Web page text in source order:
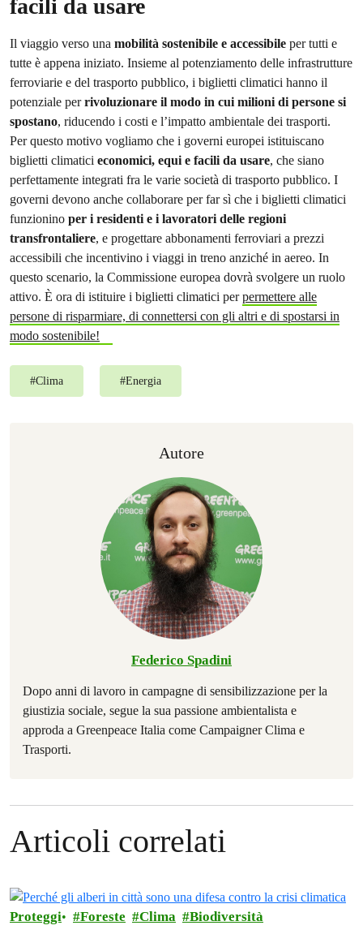
facili da usare
Il viaggio verso una mobilità sostenibile e accessibile per tutti e
tutte è appena iniziato. Insieme al potenziamento delle infrastrutture
ferroviarie e del trasporto pubblico, i biglietti climatici hanno il
potenziale perrivoluzionare il modo in cui milioni di persone si
spostano, riducendo i costi e l’impatto ambientale dei trasporti.
Per questo motivo vogliamo che i governi europei istituiscano
biglietti climatici economici, equi e facili da usare, che siano
perfettamente integrati fra le varie società di trasporto pubblico. I
governi devono anche collaborare per far sì che i biglietti climatici
funzionino per i residenti e i lavoratori delle regioni
transfrontaliere, e progettare abbonamenti ferroviari a prezzi
accessibili che incentivino i viaggi in treno anziché in aereo. In
questo scenario, la Commissione europea dovrà svolgere un ruolo
attivo. È ora di istituire i biglietti climatici perpermettere alle
persone di risparmiare, di connettersi con gli altri e di spostarsi in
modo sostenibile!
#Clima #Energia
Autore
Federico Spadini
Dopo anni di lavoro in campagne di sensibilizzazione per la
giustizia sociale, segue la sua passione ambientalista e
approda a Greenpeace Italia come Campaigner Clima e
Trasporti.
Articoli correlati
Proteggi Foreste Clima Biodiversità